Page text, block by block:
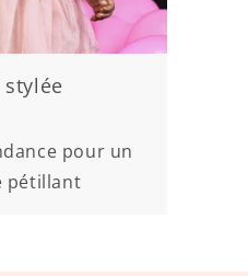
stylée
pour un
pétillant